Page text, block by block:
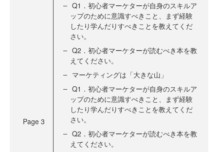
Page 3
Q1．初心者マーケターが自身のスキルア
ップのために意識すべきこと、まず経験
したり学んだりすべきことを教えてくだ
さい。
Q2．初心者マーケターが読むべき本を教
えてください。
マーケティングは「大きな山」
Q1．初心者マーケターが自身のスキルア
ップのために意識すべきこと、まず経験
したり学んだりすべきことを教えてくだ
さい。
Q2．初心者マーケターが読むべき本を教
えてください。